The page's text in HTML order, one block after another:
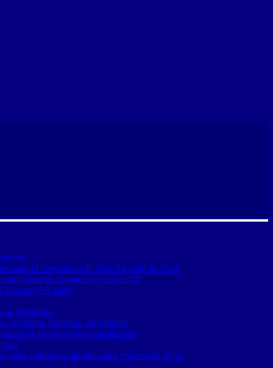
Corporativa de Sigo fue todo un éxito
cáncer de mama este viernes 14
Tejerías (+Video)
de Margarita
afectados informan autoridades
por el «proceso descentralizador»
vacacionales equipados para vivir como reyes